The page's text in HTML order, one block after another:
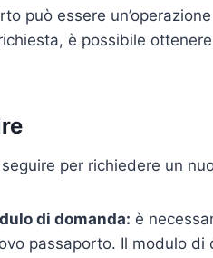
può essere
è possibile
per richiedere un
di domanda: è
passaporto. Il modulo